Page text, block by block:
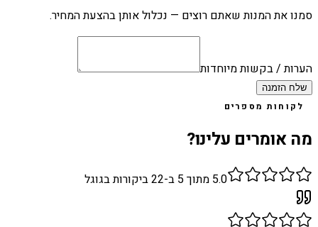
סמנו את המנות שאתם רוצים — נכלול אותן בהצעת המחיר.
הערות / בקשות מיוחדות
שלח הזמנה
לקוחות מספרים
מה אומרים עלינו?
5.0 מתוך 5 ב- 22ביקורות בגוגל